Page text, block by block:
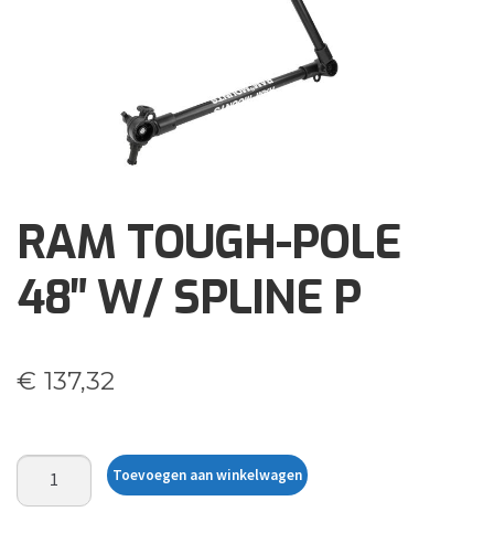
Klantenservice
RAM TOUGH-POLE
48″ W/ SPLINE P
€ 137,32
RAM
TOUGH-
Toevoegen aan winkelwagen